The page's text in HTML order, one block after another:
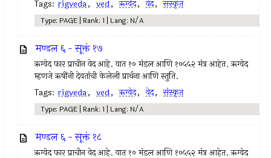
Tags: rigveda, ved, ऋग्वेद, वेद, संस्कृत
Type: PAGE | Rank: 1 | Lang: N/A
मण्डल ६ - सूक्तं १७
ऋग्वेद फार प्राचीन वेद आहे. यात १० मंडल आणि १०५५२ मंत्र आहेत. ऋग्वेद
म्हणजे ऋषींनी देवतांची केलेली प्रार्थना आणि स्तुति.
Tags: rigveda, ved, ऋग्वेद, वेद, संस्कृत
Type: PAGE | Rank: 1 | Lang: N/A
मण्डल ६ - सूक्तं १८
ऋग्वेद फार प्राचीन वेद आहे. यात १० मंडल आणि १०५५२ मंत्र आहेत. ऋग्वेद